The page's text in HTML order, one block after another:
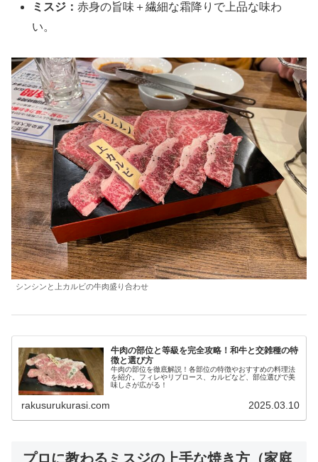
ミスジ：赤身の旨味＋繊細な霜降りで上品な味わ
い。
シンシンと上カルビの牛肉盛り合わせ
牛肉の部位と等級を完全攻略！和牛と交雑種の特
徴と選び方
牛肉の部位を徹底解説！各部位の特徴やおすすめの料理法
を紹介。フィレやリブロース、カルビなど、部位選びで美
味しさが広がる！
rakusurukurasi.com 2025.03.10
プロに教わるミスジの上手な焼き方（家庭